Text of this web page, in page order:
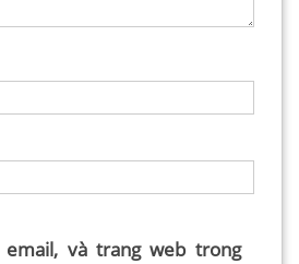
và trang web trong